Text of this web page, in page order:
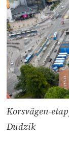
Korsvägen-
Dudzik